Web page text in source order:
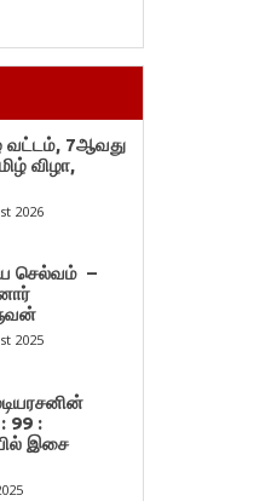
வட்டம், 7ஆவது
விழா,
2026
செல்வம் –
2025
99 :
இசை